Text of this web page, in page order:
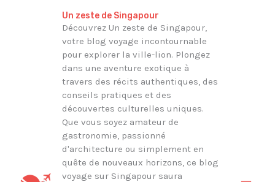
Un zeste de Singapour
Découvrez Un zeste de Singapour,
votre blog voyage incontournable
pour explorer la ville-lion. Plongez
dans une aventure exotique à
travers des récits authentiques, des
conseils pratiques et des
découvertes culturelles uniques.
Que vous soyez amateur de
gastronomie, passionné
d'architecture ou simplement en
quête de nouveaux horizons, ce blog
voyage sur Singapour saura
Rechercher